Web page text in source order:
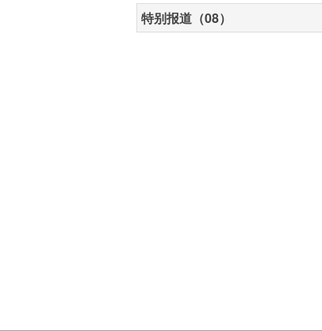
特别报道（08）